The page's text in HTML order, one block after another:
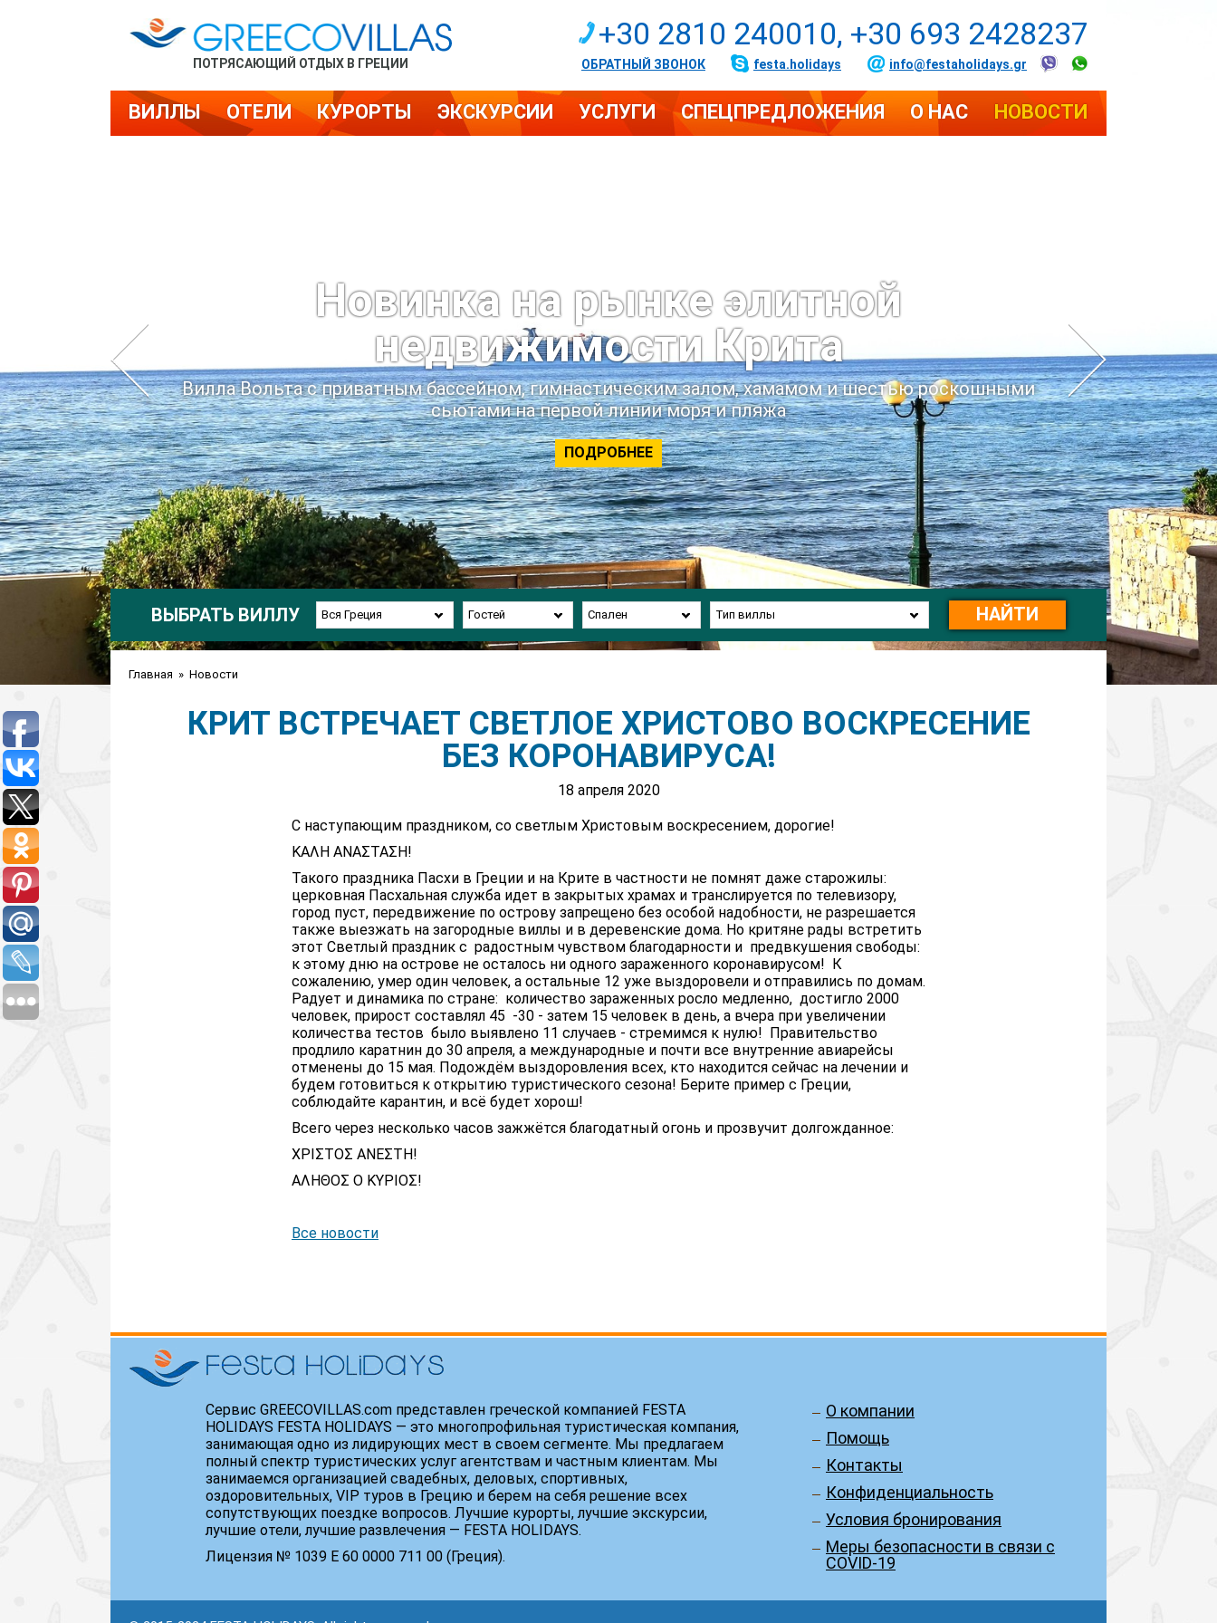
ПОТРЯСАЮЩИЙ ОТДЫХ В ГРЕЦИИ
+30 2810 240010, +30 693 2428237
ОБРАТНЫЙ ЗВОНОК festa.holidays info@festaholidays.gr
ВИЛЛЫ ОТЕЛИ КУРОРТЫ ЭКСКУРСИИ УСЛУГИ СПЕЦПРЕДЛОЖЕНИЯ О НАС НОВОСТИ
Новинка на рынке элитной
недвижимости Крита
Вилла Вольта с приватным бассейном, гимнастическим залом, хамамом и шестью роскошными
сьютами на первой линии моря и пляжа
ПОДРОБНЕЕ
ВЫБРАТЬ ВИЛЛУ Вся Греция Гостей Спален Тип виллы НАЙТИ
Главная » Новости
КРИТ ВСТРЕЧАЕТ СВЕТЛОЕ ХРИСТОВО ВОСКРЕСЕНИЕ
БЕЗ КОРОНАВИРУСА!
18 апреля 2020
С наступающим праздником, со светлым Христовым воскресением, дорогие!
ΚΑΛΗ ΑΝΑΣΤΑΣΗ!
Такого праздника Пасхи в Греции и на Крите в частности не помнят даже старожилы:
церковная Пасхальная служба идет в закрытых храмах и транслируется по телевизору,
город пуст, передвижение по острову запрещено без особой надобности, не разрешается
также выезжать на загородные виллы и в деревенские дома. Но критяне рады встретить
этот Светлый праздник с радостным чувством благодарности и предвкушения свободы:
к этому дню на острове не осталось ни одного зараженного коронавирусом! К
сожалению, умер один человек, а остальные 12 уже выздоровели и отправились по домам.
Радует и динамика по стране: количество зараженных росло медленно, достигло 2000
человек, прирост составлял 45 -30 - затем 15 человек в день, а вчера при увеличении
количества тестов было выявлено 11 случаев - стремимся к нулю! Правительство
продлило каратнин до 30 апреля, а международные и почти все внутренние авиарейсы
отменены до 15 мая. Подождём выздоровления всех, кто находится сейчас на лечении и
будем готовиться к открытию туристического сезона! Берите пример с Греции,
соблюдайте карантин, и всё будет хорош!
Всего через несколько часов зажжётся благодатный огонь и прозвучит долгожданное:
ΧΡΙΣΤΟΣ ΑΝΕΣΤΗ!
ΑΛΗΘΟΣ Ο ΚΥΡΙΟΣ!
Все новости
Сервис GREECOVILLAS.com представлен греческой компанией FESTA
HOLIDAYS FESTA HOLIDAYS — это многопрофильная туристическая компания,
занимающая одно из лидирующих мест в своем сегменте. Мы предлагаем
полный спектр туристических услуг агентствам и частным клиентам. Мы
занимаемся организацией свадебных, деловых, спортивных,
оздоровительных, VIP туров в Грецию и берем на себя решение всех
сопутствующих поездке вопросов. Лучшие курорты, лучшие экскурсии,
лучшие отели, лучшие развлечения — FESTA HOLIDAYS.
Лицензия № 1039 Е 60 0000 711 00 (Греция).
О компании
Помощь
Контакты
Конфиденциальность
Условия бронирования
Меры безопасности в связи с
COVID-19